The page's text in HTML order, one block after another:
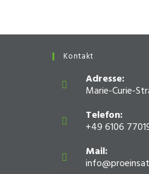
Kontakt
Adresse:
Marie-Curie-
Telefon:
+49 6106
Mail: